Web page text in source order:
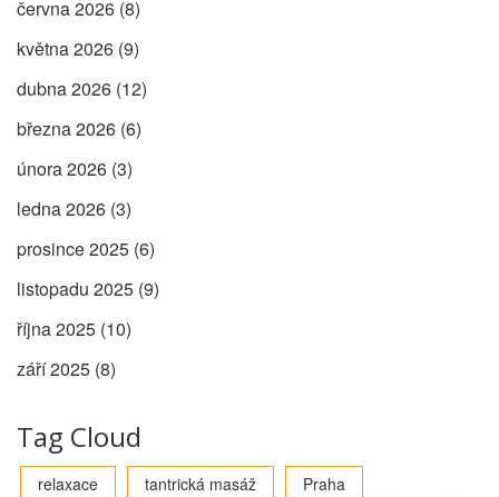
června 2026 (8)
května 2026 (9)
dubna 2026 (12)
března 2026 (6)
února 2026 (3)
ledna 2026 (3)
prosince 2025 (6)
listopadu 2025 (9)
října 2025 (10)
září 2025 (8)
Tag Cloud
relaxace tantrická masáž
Praha